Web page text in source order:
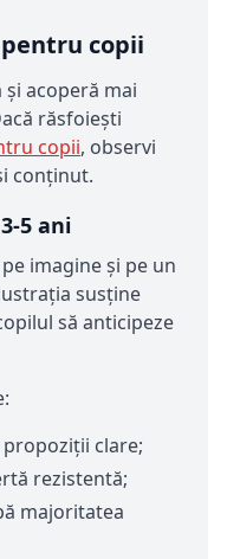
copii
acoperă mai
răsfoiești
copii, observi
conținut.
5 ani
imagine și pe un
susține
să anticipeze
clare;
rezistentă;
majoritatea